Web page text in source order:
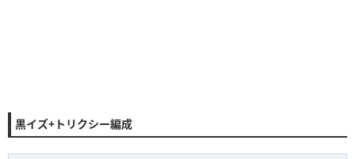
黒イズ+トリクシー編成